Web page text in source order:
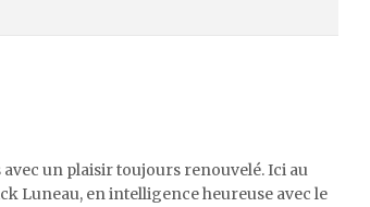
un plaisir toujours renouvelé. Ici au
Luneau, en intelligence heureuse avec le